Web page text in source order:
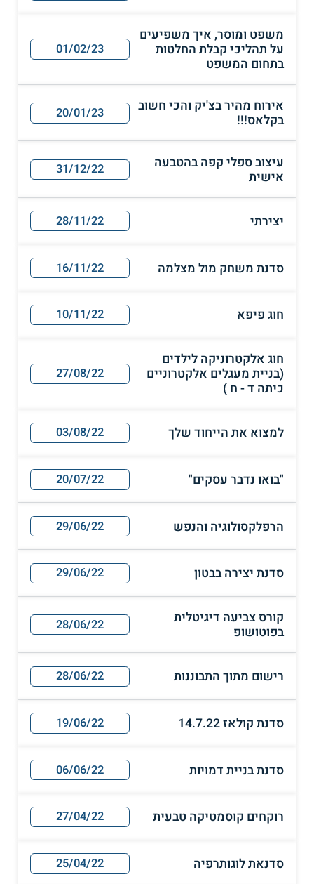
משפט ומוסר, איך משפיעים
על תהליכי קבלת החלטות
בתחום המשפט
01/02/23
אירוח מהיר בצ'יק והכי חשוב
בקלאס!!!
20/01/23
עיצוב ספלי קפה בהטבעה
אישית
31/12/22
יצירתי 28/11/22
סדנת משחק מול מצלמה 16/11/22
חוג פיפא 10/11/22
חוג אלקטרוניקה לילדים
(בניית מעגלים אלקטרוניים
כיתה ד - ח )
27/08/22
למצוא את הייחוד שלך 03/08/22
"בואו נדבר עסקים" 20/07/22
הרפלקסולוגיה והנפש 29/06/22
סדנת יצירה בבטון 29/06/22
קורס צביעה דיגיטלית
בפוטושופ
28/06/22
רישום מתוך התבוננות 28/06/22
סדנת קולאז 14.7.22 19/06/22
סדנת בניית דמויות 06/06/22
רוקחים קוסמטיקה טבעית 27/04/22
סדנאת לוגותרפיה 25/04/22